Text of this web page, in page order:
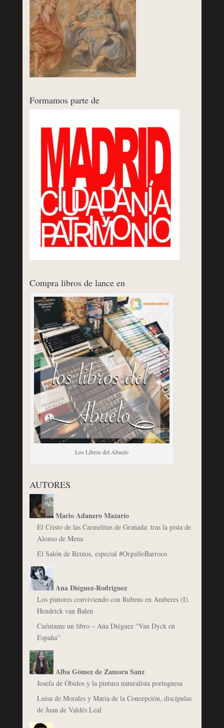
Formamos parte de
Compra libros de lance en
Los Libros del Abuelo
AUTORES
Mario Adanero Mazarío
El Cristo de las Carmelitas de Granada: tras la pista de
Alonso de Mena
El Salón de Reinos, especial #OrgulloBarroco
Ana Diéguez-Rodríguez
Los pintores conviviendo con Rubens en Amberes (I).
Hendrick van Balen
Cuéntame un libro – Ana Diéguez “Van Dyck en
España”
Alba Gómez de Zamora Sanz
Josefa de Óbidos y la pintura naturalista portuguesa
Luisa de Morales y María de la Concepción, discípulas
de Juan de Valdés Leal